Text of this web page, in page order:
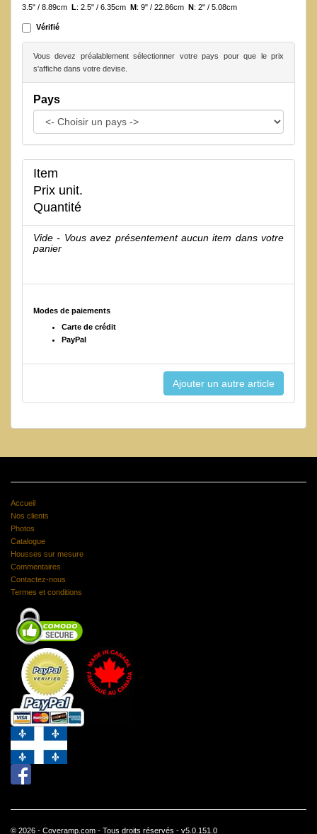
3.5" / 8.89cm
L: 2.5" / 6.35cm M : 9" / 22.86cm N : 2" / 5.08cm
Vérifié
Vous devez préalablement sélectionner votre pays pour que le prix
s'affiche dans votre devise.
Pays
Item
Prix unit.
Quantité
Vide - Vous avez présentement aucun item dans votre
panier
Modes de paiements
Carte de crédit
PayPal
Accueil
Nos clients
Photos
Catalogue
Housses sur mesure
Commentaires
Contactez-nous
Termes et conditions
© 2026 - Coveramp.com - Tous droits réservés - v5.0.151.0